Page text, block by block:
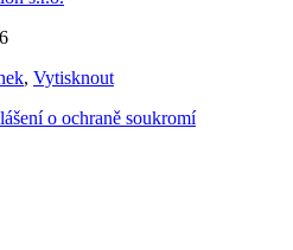
, Vytisknout
o ochraně soukromí